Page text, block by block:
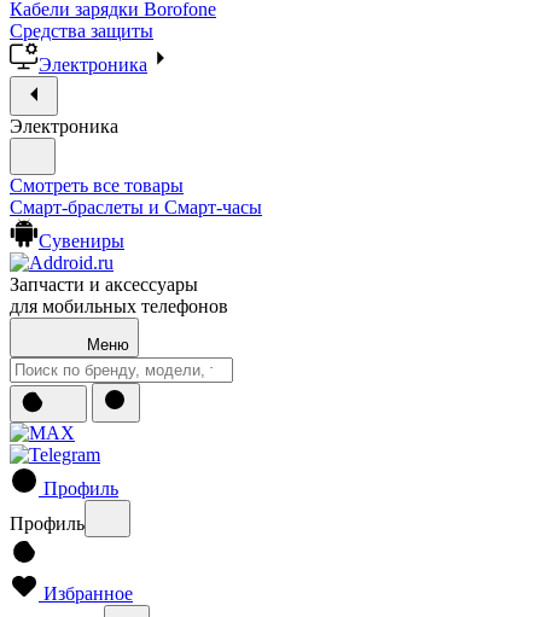
Кабели зарядки Borofone
Средства защиты
Электроника
Электроника
Смотреть все товары
Смарт-браслеты и Смарт-часы
Сувениры
Запчасти и аксессуары
для мобильных телефонов
Меню
Профиль
Профиль
Избранное